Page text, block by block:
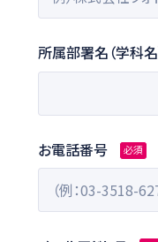
所属部署名（学科名
お電話番号 必須